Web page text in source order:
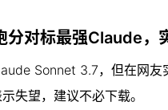
对标最强Claude，
Sonnet 3.7，但在网友
失望，建议不必下载。